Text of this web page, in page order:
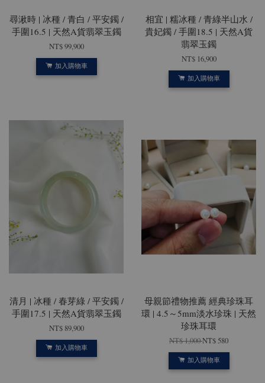
尋湫時 | 冰種 / 青白 / 平安鐲 /
手圍16.5 | 天然A貨翡翠玉鐲
NT$ 99,900
加入購物車
相宜 | 糯冰種 / 青綠半山水 /
貴妃鐲 / 手圍18.5 | 天然A貨
翡翠玉鐲
NT$ 16,900
加入購物車
清月 | 冰種 / 春芽綠 / 平安鐲 /
手圍17.5 | 天然A貨翡翠玉鐲
NT$ 89,900
加入購物車
母親節禮物推薦 經典珍珠耳
環 | 4.5～5mm淡水珍珠 | 天然
珍珠耳環
NT$ 1,000NT$ 580
加入購物車